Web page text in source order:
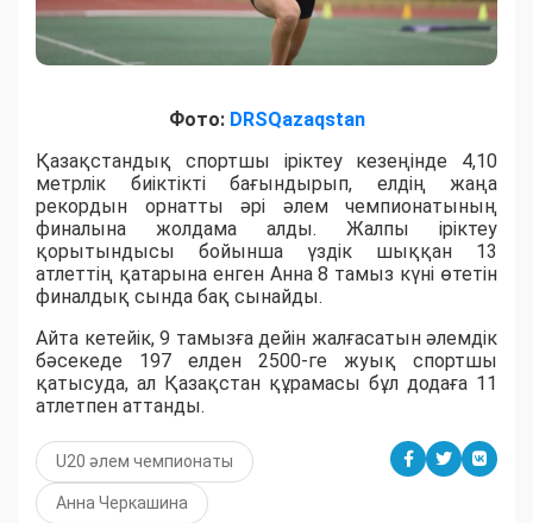
Фото: DRSQazaqstan
Қазақстандық спортшы іріктеу кезеңінде 4,10
метрлік биіктікті бағындырып, елдің жаңа
рекордын орнатты әрі әлем чемпионатының
финалына жолдама алды. Жалпы іріктеу
қорытындысы бойынша үздік шыққан 13
атлеттің қатарына енген Анна 8 тамыз күні өтетін
финалдық сында бақ сынайды.
Айта кетейік, 9 тамызға дейін жалғасатын әлемдік
бәсекеде 197 елден 2500-ге жуық спортшы
қатысуда, ал Қазақстан құрамасы бұл додаға 11
атлетпен аттанды.
U20 әлем чемпионаты
Анна Черкашина